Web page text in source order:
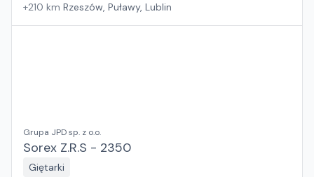
+210 km Rzeszów, Puławy, Lublin
Grupa JPD sp. z o.o.
Sorex Z.R.S - 2350
Giętarki